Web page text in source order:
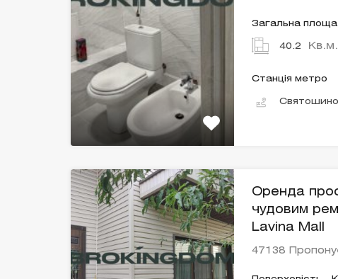
Загальна площа
40.2 Кв.м.
Станція метро
Святошино
Оренда
чудовим
Lavina Mall
47138